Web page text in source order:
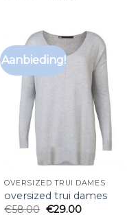
Aanbieding!
OVERSIZED TRUI DAMES
oversized trui dames
€58.00 €29.00